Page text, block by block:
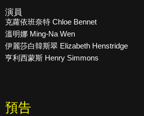
演員
克蘿依班奈特 Chloe Bennet
溫明娜 Ming-Na Wen
伊麗莎白韓斯翠 Elizabeth Henstridge
亨利西蒙斯 Henry Simmons
預告